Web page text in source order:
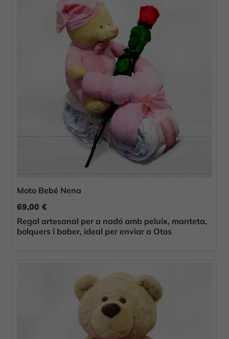
Moto Bebé Nena
69,00 €
Regal artesanal per a nadó amb peluix, manteta,
bolquers i baber, ideal per enviar a Otos